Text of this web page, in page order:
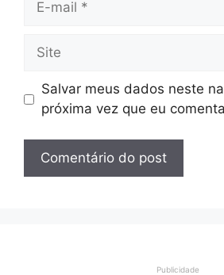
Site
Salvar meus dados neste
próxima vez que eu
Publicidade